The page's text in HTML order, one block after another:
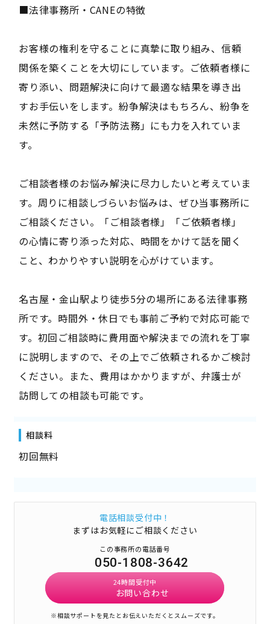
■法律事務所・CANEの特徴
お客様の権利を守ることに真摯に取り組み、信頼
関係を築くことを大切にしています。ご依頼者様に
寄り添い、問題解決に向けて最適な結果を導き出
すお手伝いをします。紛争解決はもちろん、紛争を
未然に予防する「予防法務」にも力を入れていま
す。
ご相談者様のお悩み解決に尽力したいと考えていま
す。周りに相談しづらいお悩みは、ぜひ当事務所に
ご相談ください。「ご相談者様」「ご依頼者様」
の心情に寄り添った対応、時間をかけて話を聞く
こと、わかりやすい説明を心がけています。
名古屋・金山駅より徒歩5分の場所にある法律事務
所です。時間外・休日でも事前ご予約で対応可能で
す。初回ご相談時に費用面や解決までの流れを丁寧
に説明しますので、その上でご依頼されるかご検討
ください。また、費用はかかりますが、弁護士が
訪問しての相談も可能です。
相談料
初回無料
電話相談受付中！
まずはお気軽にご相談ください
この事務所の電話番号
050-1808-3642
24時間受付中
お問い合わせ
※相談サポートを見たとお伝えいただくとスムーズです。